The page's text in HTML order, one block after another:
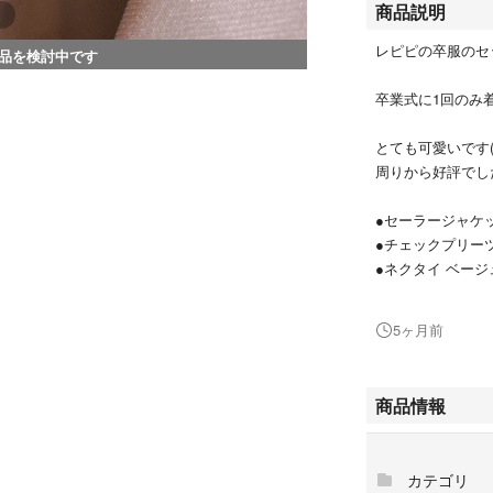
を検討中です
商品説明
レピピの卒服の
卒業式に1回のみ
とても可愛いで
周りから好評で
●セーラージャ
●チェックプリー
●ネクタイ ベージ
折り畳んでの発
即購入○ 値下げ×
為、シワ等あり
5ヶ月前
商品情報
カテゴリ